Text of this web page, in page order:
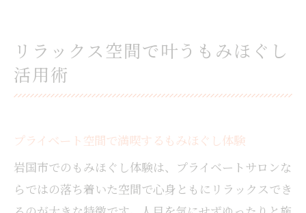
リラックス空間で叶うもみほぐし
活用術
プライベート空間で満喫するもみほぐし体験
岩国市でのもみほぐし体験は、プライベートサロンな
らではの落ち着いた空間で心身ともにリラックスでき